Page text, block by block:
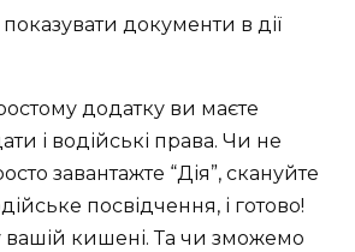
документи в дії
додатку ви маєте
і водійські права. Чи не
завантажте “Дія”, скануйте
посвідчення, і готово!
вашій кишені. Та чи зможемо